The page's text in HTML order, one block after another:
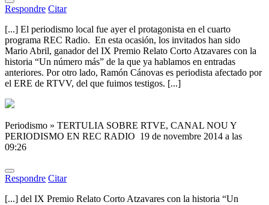
Respondre Citar
[...] El periodismo local fue ayer el protagonista en el cuarto
programa REC Radio. En esta ocasión, los invitados han sido
Mario Abril, ganador del IX Premio Relato Corto Atzavares con la
historia “Un número más” de la que ya hablamos en entradas
anteriores. Por otro lado, Ramón Cánovas es periodista afectado por
el ERE de RTVV, del que fuimos testigos. [...]
Periodismo » TERTULIA SOBRE RTVE, CANAL NOU Y
PERIODISMO EN REC RADIO 19 de novembre 2014 a las
09:26
Respondre Citar
[...] del IX Premio Relato Corto Atzavares con la historia “Un